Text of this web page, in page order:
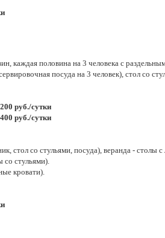
каждая половина на 3 человека с
посуда на 3 человек), стол со
руб./сутки
руб./сутки
стол со стульями, посуда), веранда - столы
со стульями).
кровати).